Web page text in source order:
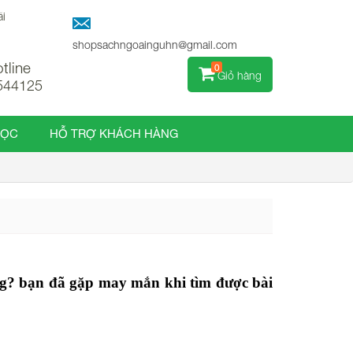
shopsachngoainguhn@gmail.com
Giỏ hàng
0
HỖ TRỢ KHÁCH HÀNG
bạn đã gặp may mắn khi tìm được bài